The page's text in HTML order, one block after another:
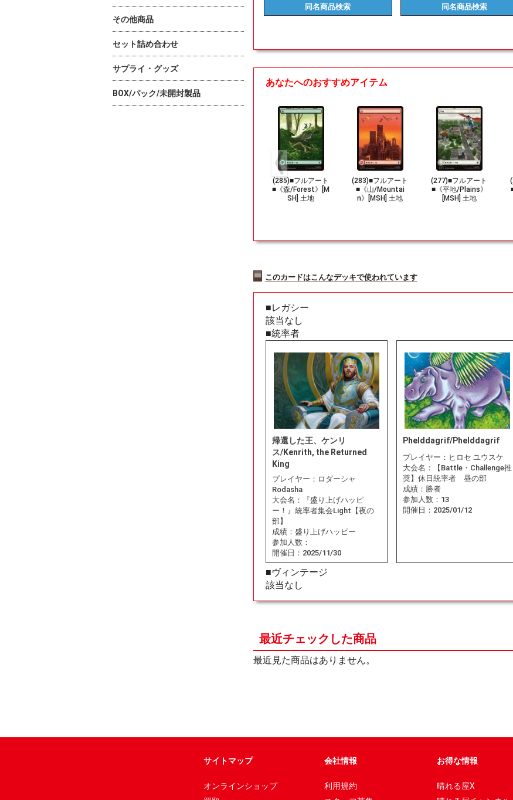
同名商品検索 同名商品検索
あなたへのおすすめアイテム
(285)■フルアート
■《森/Forest》[M
SH] 土地
(283)■フルアート
■《山/Mountai
n》[MSH] 土地
(277)■フルアート
■《平地/Plains》
[MSH] 土地
このカードはこんなデッキで使われています
■レガシー
該当なし
■統率者
帰還した王、ケンリ
ス/Kenrith, the Returned
King
プレイヤー： ロダーシャ
Rodasha
大会名：
『盛り上げハッピ
ー！』統率者集会Light【夜の
部】
成績： 盛り上げハッピー
参加人数：
開催日： 2025/11/30
Phelddagrif/Phelddagrif
プレイヤー： ヒロセ ユウスケ
大会名：
【Battle・Challenge推
奨】休日統率者 昼の部
成績： 勝者
参加人数： 13
開催日： 2025/01/12
■ヴィンテージ
該当なし
最近チェックした商品
最近見た商品はありません。
サイトマップ
オンラインショップ
会社情報
利用規約
お得な情報
晴れる屋X